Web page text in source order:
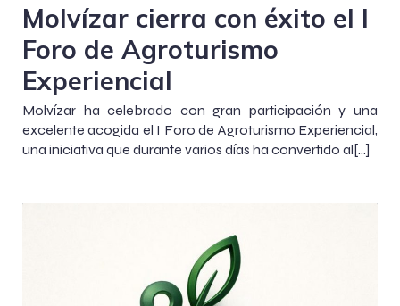
Molvízar cierra con éxito el I
Foro de Agroturismo
Experiencial
Molvízar ha celebrado con gran participación y una
excelente acogida el I Foro de Agroturismo Experiencial,
una iniciativa que durante varios días ha convertido al[…]